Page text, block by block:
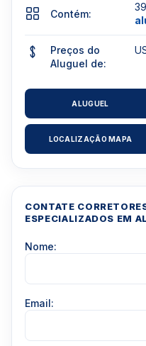
Contém:
Preços do
Aluguel de:
ALUGUEL
LOCALIZAÇÃO MAPA
CONTATE
ESPECIALIZADOS EM
Nome:
Email: